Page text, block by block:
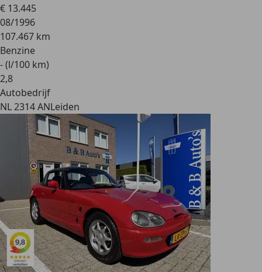
€ 13.445
08/1996
107.467 km
Benzine
- (l/100 km)
2,8
Autobedrijf
NL 2314 ANLeiden